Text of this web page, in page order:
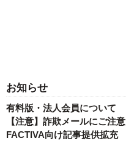
お知らせ
有料版・法人会員について
【注意】詐欺メールにご注意
FACTIVA向け記事提供拡充